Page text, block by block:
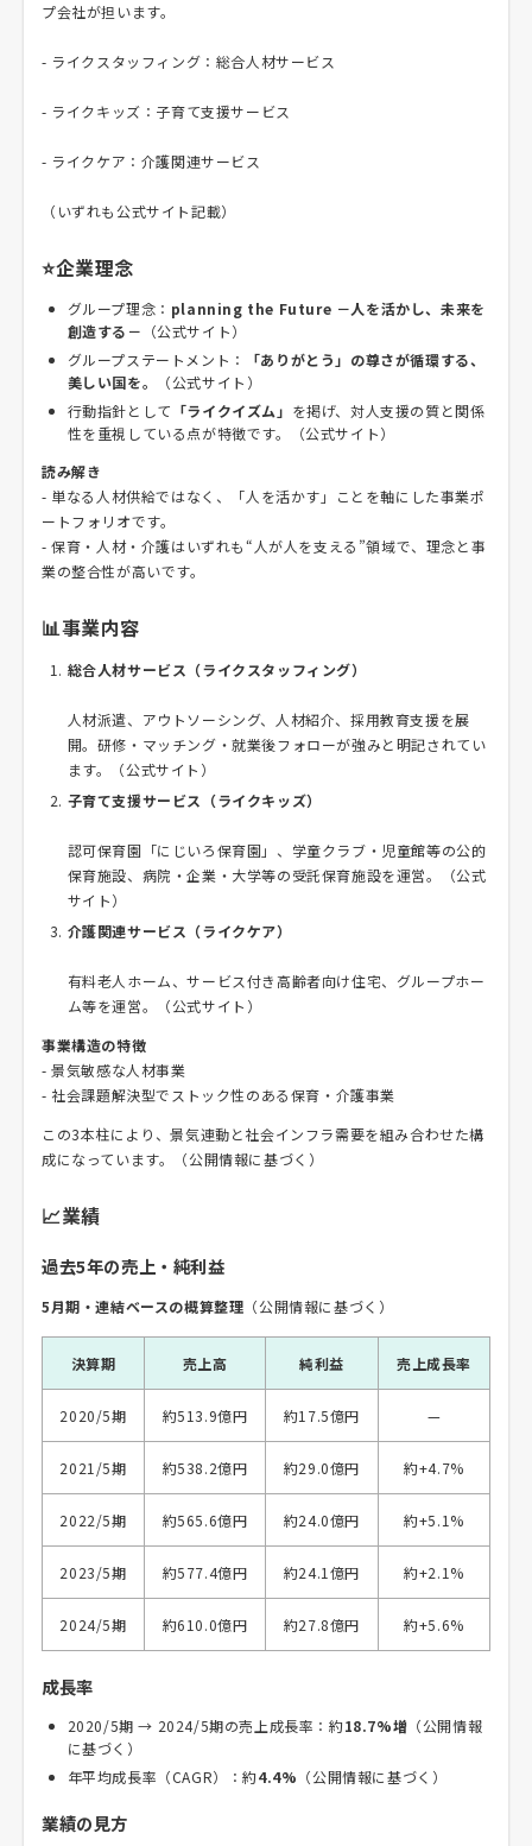
プ会社が担います。
- ライクスタッフィング：総合人材サービス
- ライクキッズ：子育て支援サービス
- ライクケア：介護関連サービス
（いずれも公式サイト記載）
⭐企業理念
グループ理念： planning the Future －人を活かし、未来を
創造する－ （公式サイト）
グループステートメント：
「ありがとう」の尊さが循環する、
美しい国を。
（公式サイト）
行動指針として 「ライクイズム」 を掲げ、対人支援の質と関係
性を重視している点が特徴です。（公式サイト）
読み解き
- 単なる人材供給ではなく、「人を活かす」ことを軸にした事業ポ
ートフォリオです。
- 保育・人材・介護はいずれも“人が人を支える”領域で、理念と事
業の整合性が高いです。
📊事業内容
総合人材サービス（ライクスタッフィング）
人材派遣、アウトソーシング、人材紹介、採用教育支援を展
開。研修・マッチング・就業後フォローが強みと明記されてい
ます。（公式サイト）
子育て支援サービス（ライクキッズ）
認可保育園「にじいろ保育園」、学童クラブ・児童館等の公的
保育施設、病院・企業・大学等の受託保育施設を運営。（公式
サイト）
介護関連サービス（ライクケア）
有料老人ホーム、サービス付き高齢者向け住宅、グループホー
ム等を運営。（公式サイト）
事業構造の特徴
- 景気敏感な人材事業
- 社会課題解決型でストック性のある保育・介護事業
この3本柱により、景気連動と社会インフラ需要を組み合わせた構
成になっています。（公開情報に基づく）
📈業績
過去5年の売上・純利益
5月期・連結ベースの概算整理 （公開情報に基づく）
決算期 売上高 純利益 売上成長率
2020/5期 約513.9億円 約17.5億円 —
2021/5期 約538.2億円 約29.0億円 約+4.7%
2022/5期 約565.6億円 約24.0億円 約+5.1%
2023/5期 約577.4億円 約24.1億円 約+2.1%
2024/5期 約610.0億円 約27.8億円 約+5.6%
成長率
2020/5期 → 2024/5期の売上成長率：約18.7%増 （公開情報
に基づく）
年平均成長率（CAGR）：約4.4% （公開情報に基づく）
業績の見方